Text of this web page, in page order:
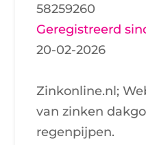
58259260
Geregistreerd
20-02-2026
Zinkonline.nl;
van zinken
regenpijpen.